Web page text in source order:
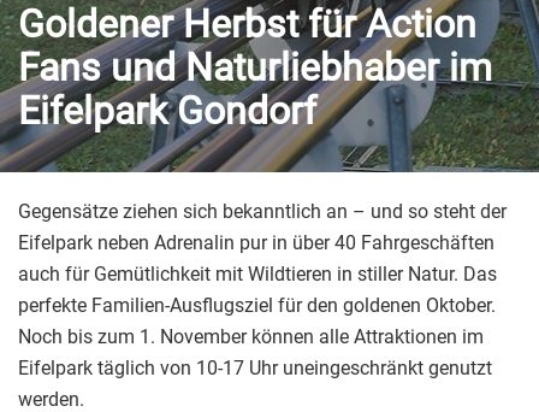
Goldener Herbst für Action
Fans und Naturliebhaber im
Eifelpark Gondorf
Gegensätze ziehen sich bekanntlich an – und so steht der
Eifelpark neben Adrenalin pur in über 40 Fahrgeschäften
auch für Gemütlichkeit mit Wildtieren in stiller Natur. Das
perfekte Familien-Ausflugsziel für den goldenen Oktober.
Noch bis zum 1. November können alle Attraktionen im
Eifelpark täglich von 10-17 Uhr uneingeschränkt genutzt
werden.